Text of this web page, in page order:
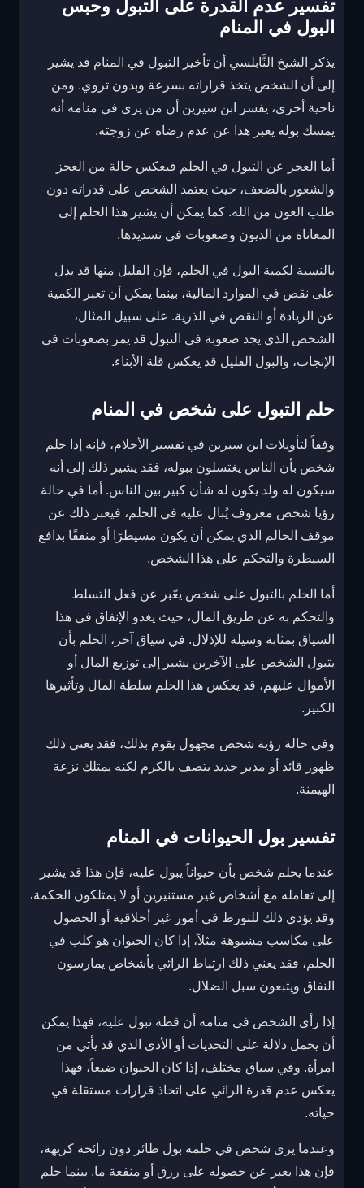
تفسير عدم القدرة على التبول وحبس
البول في المنام
يذكر الشيخ النَّابلسي أن تأخير التبول في المنام قد يشير
إلى أن الشخص يتخذ قراراته بسرعة وبدون تروي. ومن
ناحية أخرى، يفسر ابن سيرين أن من يرى في منامه أنه
يمسك بوله يعبر هذا عن عدم رضاه عن زوجته.
أما العجز عن التبول في الحلم فيعكس حالة من العجز
والشعور بالضعف، حيث يعتمد الشخص على قدراته دون
طلب العون من الله. كما يمكن أن يشير هذا الحلم إلى
المعاناة من الديون وصعوبات في تسديدها.
بالنسبة لكمية البول في الحلم، فإن القليل منها قد يدل
على نقص في الموارد المالية، بينما يمكن أن تعبر الكمية
عن الزيادة أو النقص في الذرية. على سبيل المثال،
الشخص الذي يجد صعوبة في التبول قد يمر بصعوبات في
الإنجاب، والبول القليل قد يعكس قلة الأبناء.
حلم التبول على شخص في المنام
وفقاً لتأويلات ابن سيرين في تفسير الأحلام، فإنه إذا حلم
شخص بأن الناس يغتسلون ببوله، فقد يشير ذلك إلى أنه
سيكون له ولد يكون له شأن كبير بين الناس. أما في حالة
رؤيا شخص معروف يُبال عليه في الحلم، فيعبر ذلك عن
موقف الحالم الذي يمكن أن يكون مسيطرًا أو منفقًا بدافع
السيطرة والتحكم على هذا الشخص.
أما الحلم بالتبول على شخص يعّبر عن فعل التسلط
والتحكم به عن طريق المال، حيث يغدو الإنفاق في هذا
السياق بمثابة وسيلة للإذلال. في سياق آخر، الحلم بأن
يتبول الشخص على الآخرين يشير إلى توزيع المال أو
الأموال عليهم، قد يعكس هذا الحلم سلطة المال وتأثيرها
الكبير.
وفي حالة رؤية شخص مجهول يقوم بذلك، فقد يعني ذلك
ظهور قائد أو مدير جديد يتصف بالكرم لكنه يمتلك نزعة
الهيمنة.
تفسير بول الحيوانات في المنام
عندما يحلم شخص بأن حيواناً يبول عليه، فإن هذا قد يشير
إلى تعامله مع أشخاص غير مستنيرين أو لا يمتلكون الحكمة،
وقد يؤدي ذلك للتورط في أمور غير أخلاقية أو الحصول
على مكاسب مشبوهة مثلاً، إذا كان الحيوان هو كلب في
الحلم، فقد يعني ذلك ارتباط الرائي بأشخاص يمارسون
النفاق ويتبعون سبل الضلال.
إذا رأى الشخص في منامه أن قطة تبول عليه، فهذا يمكن
أن يحمل دلالة على التحديات أو الأذى الذي قد يأتي من
امرأة. وفي سياق مختلف، إذا كان الحيوان ضبعاً، فهذا
يعكس عدم قدرة الرائي على اتخاذ قرارات مستقلة في
حياته.
وعندما يرى شخص في حلمه بول طائر دون رائحة كريهة،
فإن هذا يعبر عن حصوله على رزق أو منفعة ما. بينما حلم